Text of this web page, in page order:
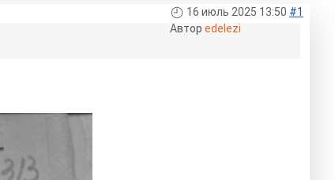
16 июль 2025 13:50 #1
Автор edelezi